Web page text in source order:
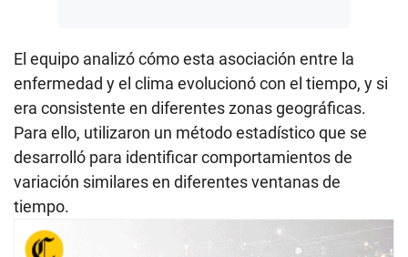
El equipo analizó cómo esta asociación entre la
enfermedad y el clima evolucionó con el tiempo, y si
era consistente en diferentes zonas geográficas.
Para ello, utilizaron un método estadístico que se
desarrolló para identificar comportamientos de
variación similares en diferentes ventanas de
tiempo.